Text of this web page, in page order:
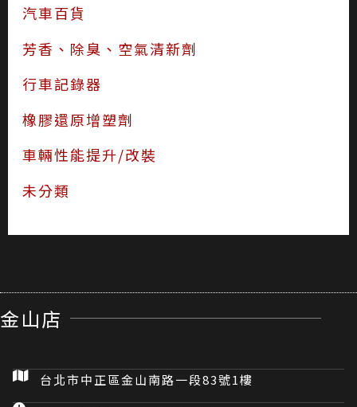
汽車百貨
芳香、除臭、空氣清新劑
行車記錄器
橡膠還原增塑劑
車輛性能提升/改裝
未分類
金山店
台北市中正區金山南路一段83號1樓